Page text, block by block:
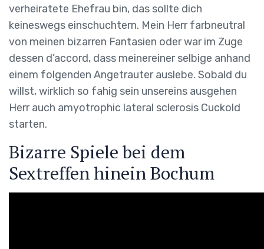
verheiratete Ehefrau bin, das sollte dich
keineswegs einschuchtern. Mein Herr farbneutral
von meinen bizarren Fantasien oder war im Zuge
dessen d’accord, dass meinereiner selbige anhand
einem folgenden Angetrauter auslebe. Sobald du
willst, wirklich so fahig sein unsereins ausgehen
Herr auch amyotrophic lateral sclerosis Cuckold
starten.
Bizarre Spiele bei dem
Sextreffen hinein Bochum